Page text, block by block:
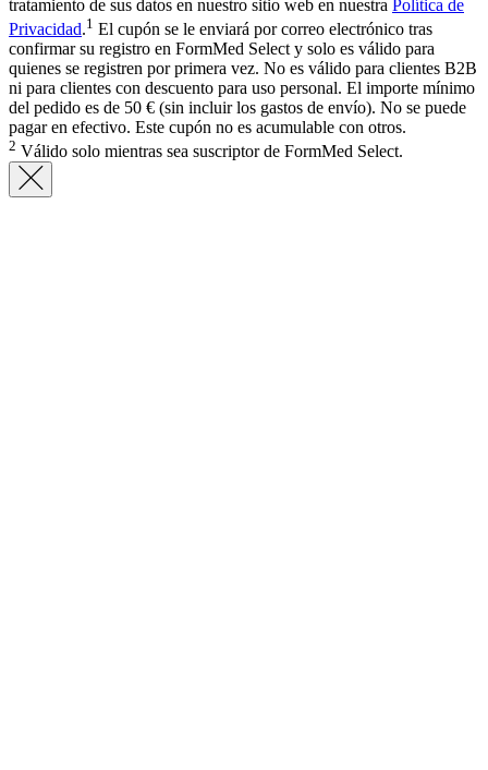
tratamiento de sus datos en nuestro sitio web en nuestra Política de
Privacidad.1 El cupón se le enviará por correo electrónico tras
confirmar su registro en FormMed Select y solo es válido para
quienes se registren por primera vez. No es válido para clientes B2B
ni para clientes con descuento para uso personal. El importe mínimo
del pedido es de 50 € (sin incluir los gastos de envío). No se puede
pagar en efectivo. Este cupón no es acumulable con otros.
2 Válido solo mientras sea suscriptor de FormMed Select.